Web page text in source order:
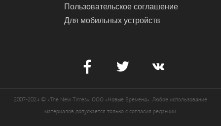
Пользовательское соглашение
Для мобильных устройств
2007-2024 © «The New Times». ООО «Новые Времена». Любое использование
материалов допускается только с согласия редакции.